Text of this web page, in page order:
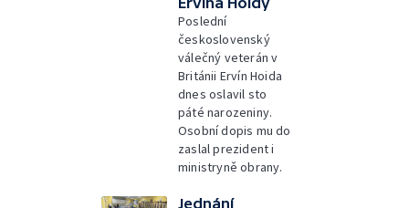
Poslední
československý
válečný veterán v
Británii Ervín Hoida
dnes oslavil sto
páté narozeniny.
Osobní dopis mu do
zaslal prezident i
ministryně obrany.
Jednání